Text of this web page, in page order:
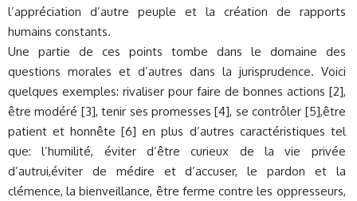
l’appréciation d’autre peuple et la création de rapports
humains constants.
Une partie de ces points tombe dans le domaine des
questions morales et d’autres dans la jurisprudence. Voici
quelques exemples: rivaliser pour faire de bonnes actions [2],
être modéré [3], tenir ses promesses [4], se contrôler [5],être
patient et honnête [6] en plus d’autres caractéristiques tel
que: l’humilité, éviter d’être curieux de la vie privée
d’autrui,éviter de médire et d’accuser, le pardon et la
clémence, la bienveillance, être ferme contre les oppresseurs,